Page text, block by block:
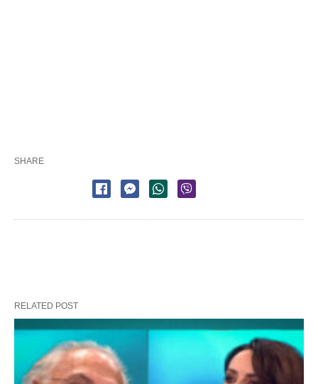
SHARE
RELATED POST